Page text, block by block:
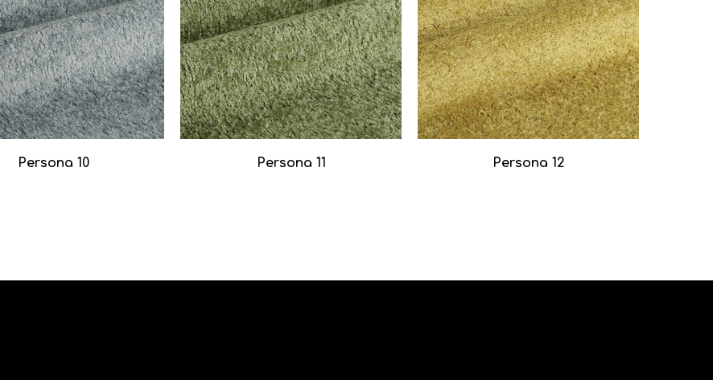
Persona 10 Persona 11 Persona 12